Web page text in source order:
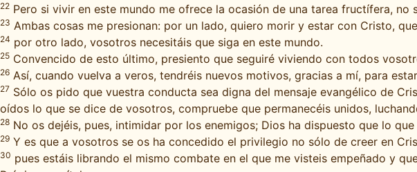
22 Pero si vivir en este mundo me ofrece la ocasión de una tarea fructífera, no
23 Ambas cosas me presionan: por un lado, quiero morir y estar con Cristo,
24 por otro lado, vosotros necesitáis que siga en este mundo.
25 Convencido de esto último, presiento que seguiré viviendo con todos
26 Así, cuando vuelva a veros, tendréis nuevos motivos, gracias a mí, para
27 Sólo os pido que vuestra conducta sea digna del mensaje evangélico de
oídos lo que se dice de vosotros, compruebe que permanecéis unidos,
28 No os dejéis, pues, intimidar por los enemigos; Dios ha dispuesto que lo
29 Y es que a vosotros se os ha concedido el privilegio no sólo de creer en
30 pues estáis librando el mismo combate en el que me visteis empeñado y